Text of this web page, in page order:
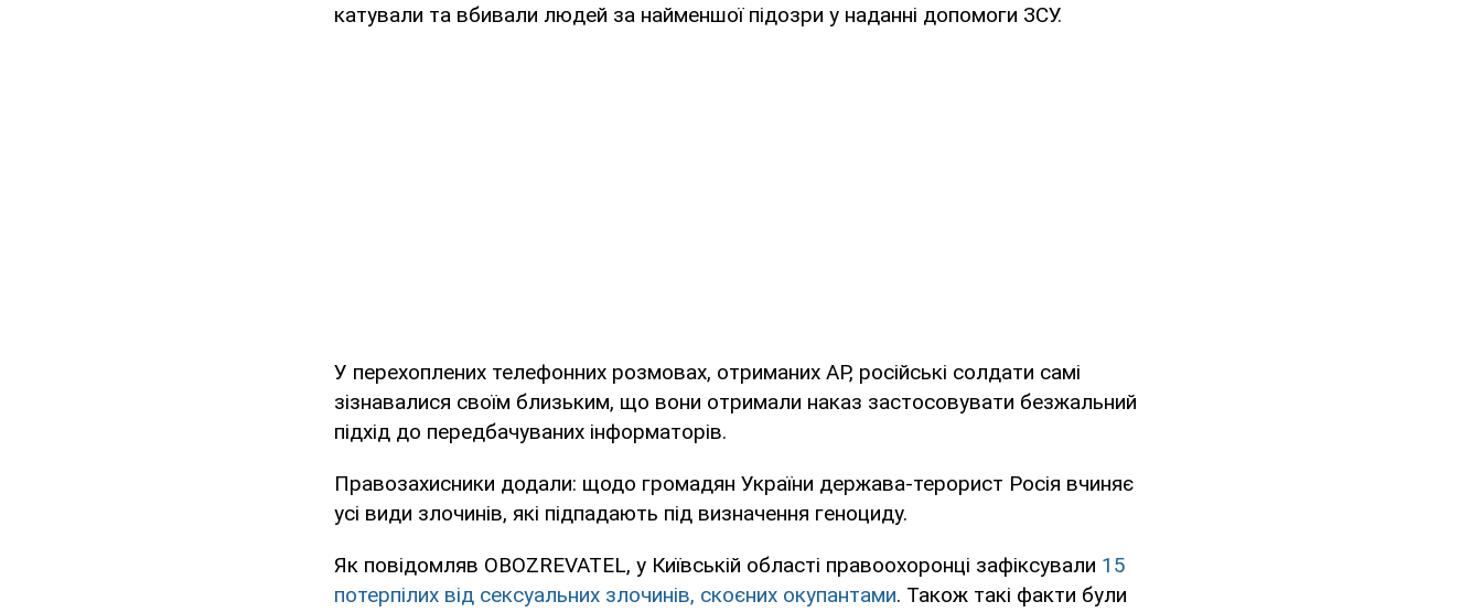
катували та вбивали людей за найменшої підозри у наданні допомоги ЗСУ.
У перехоплених телефонних розмовах, отриманих AP, російські солдати самі
зізнавалися своїм близьким, що вони отримали наказ застосовувати безжальний
підхід до передбачуваних інформаторів.
Правозахисники додали: щодо громадян України держава-терорист Росія вчиняє
усі види злочинів, які підпадають під визначення геноциду.
Як повідомляв OBOZREVATEL, у Київській області правоохоронці зафіксували 15
потерпілих від сексуальних злочинів, скоєних окупантами. Також такі факти були